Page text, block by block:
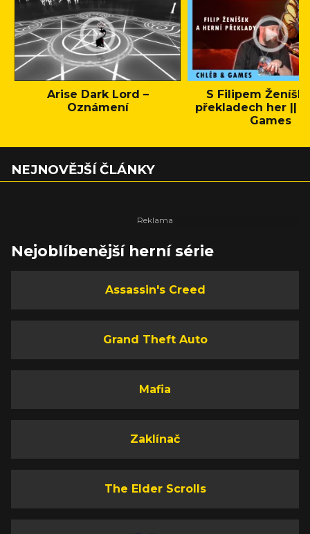
Arise Dark Lord –
Oznámení
S Filipem
překladech her ||
Games
NEJNOVĚJŠÍ ČLÁNKY
Nejoblíbenější herní série
Assassin's Creed
Grand Theft Auto
Mafia
Zaklínač
The Elder Scrolls